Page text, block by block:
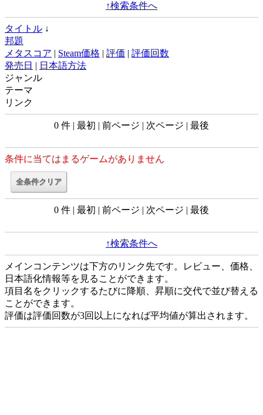
↑検索条件へ
タイトル ↓
邦題
メタスコア | Steam価格 | 評価 | 評価回数
発売日 | 日本語方法
ジャンル
テーマ
リンク
0 件 | 最初 | 前ページ | 次ページ | 最後
条件に当てはまるゲームがありません
0 件 | 最初 | 前ページ | 次ページ | 最後
↑検索条件へ
メインコンテンツは下方のリンク先です。レビュー、価格、
日本語化情報等を見ることができます。
項目名をクリックするたびに降順、昇順に交代で並び替える
ことができます。
評価は評価回数が3回以上になれば平均値が算出されます。